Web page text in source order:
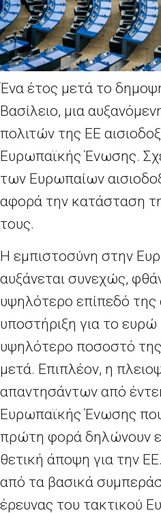
Ένα έτος μετά το
Βασίλειο, μια
πολιτών της ΕΕ
Ευρωπαϊκής Ένωσης.
των Ευρωπαίων
αφορά την κατάσταση
τους.
Η εμπιστοσύνη στην
αυξάνεται συνεχώς,
υψηλότερο επίπεδό
υποστήριξη για το
υψηλότερο ποσοστό
μετά. Επιπλέον, η
απαντησάντων από
Ευρωπαϊκής Ένωσης
πρώτη φορά δηλώνουν
θετική άποψη για την
από τα βασικά
έρευνας του τακτικού